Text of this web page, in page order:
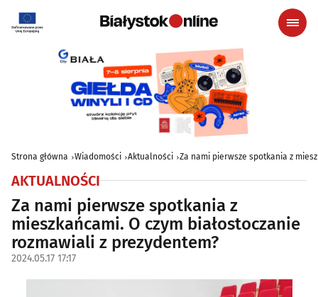
Strona główna Wiadomości Aktualności Za nami pierwsze spotkania z
AKTUALNOŚCI
Za nami pierwsze spotkania z
mieszkańcami. O czym białostoczanie
rozmawiali z prezydentem?
2024.05.17 17:17